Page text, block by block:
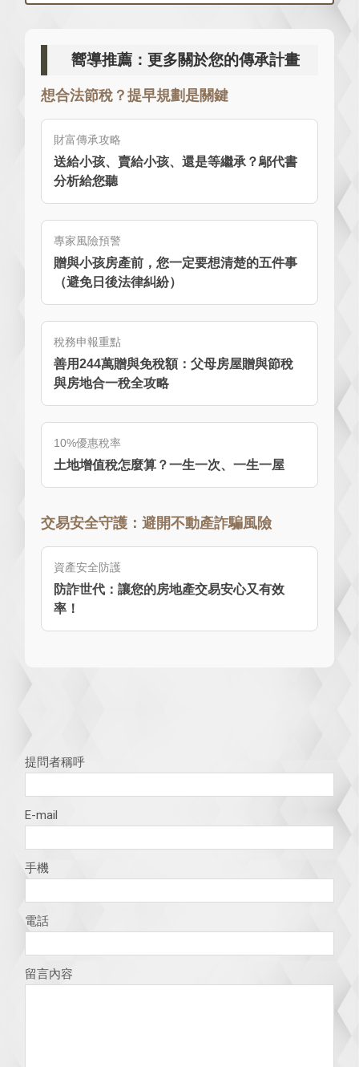
嚮導推薦：更多關於您的傳承計畫
想合法節稅？提早規劃是關鍵
財富傳承攻略
送給小孩、賣給小孩、還是等繼承？鄔代書
分析給您聽
專家風險預警
贈與小孩房產前，您一定要想清楚的五件事
（避免日後法律糾紛）
稅務申報重點
善用244萬贈與免稅額：父母房屋贈與節稅
與房地合一稅全攻略
10%優惠稅率
土地增值稅怎麼算？一生一次、一生一屋
交易安全守護：避開不動產詐騙風險
資產安全防護
防詐世代：讓您的房地產交易安心又有效
率！
提問者稱呼
E-mail
手機
電話
留言內容